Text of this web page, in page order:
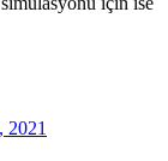
2021